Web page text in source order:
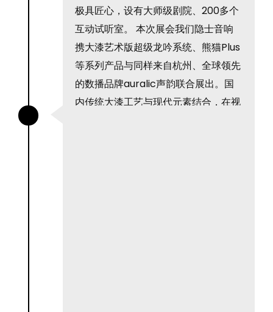
极具匠心，设有大师级剧院、200多个
互动试听室。 本次展会我们隐士音响
携大漆艺术版超级龙吟系统、熊猫Plus
等系列产品与同样来自杭州、全球领先
的数播品牌auralic声韵联合展出。国
内传统大漆工艺与现代元素结合，在视